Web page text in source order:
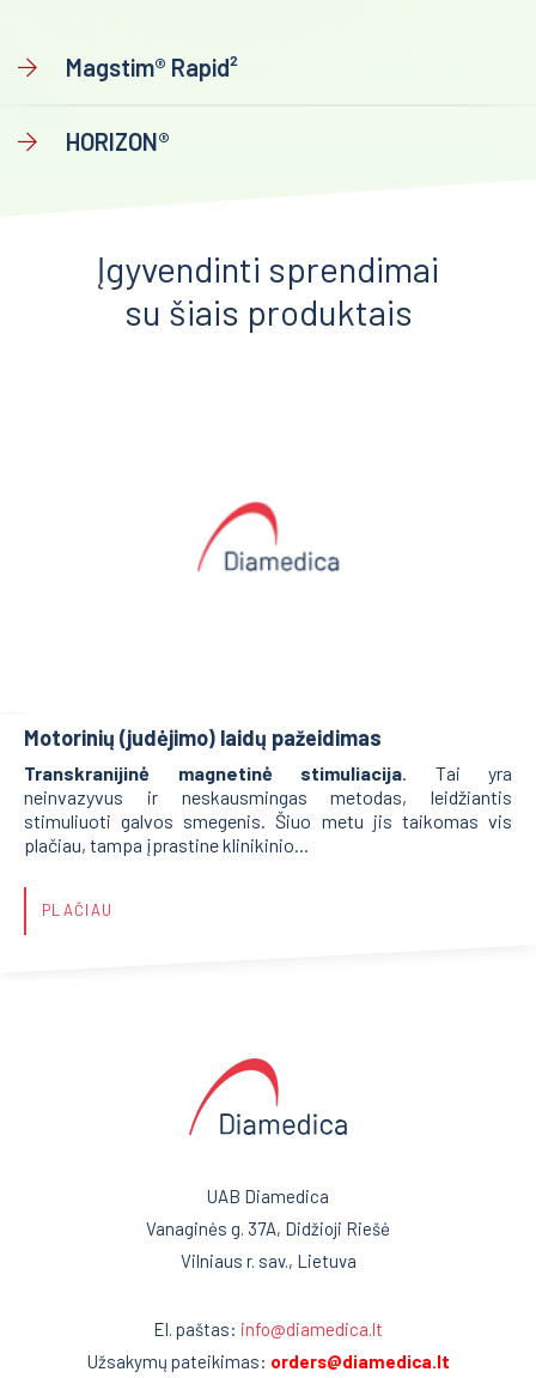
Magstim® Rapid²
HORIZON®
Įgyvendinti sprendimai
su šiais produktais
Motorinių (judėjimo) laidų pažeidimas
Transkranijinė magnetinė stimuliacija . Tai yra
neinvazyvus ir neskausmingas metodas, leidžiantis
stimuliuoti galvos smegenis. Šiuo metu jis taikomas vis
plačiau, tampa įprastine klinikinio...
PLAČIAU
UAB Diamedica
Vanaginės g. 37A, Didžioji Riešė
Vilniaus r. sav., Lietuva
El. paštas: info@diamedica.lt
Užsakymų pateikimas: orders@diamedica.lt